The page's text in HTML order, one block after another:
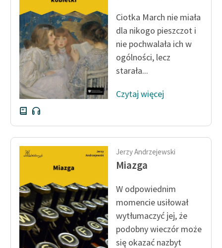
Ręce pełne poezji
Kolekcje edukacyjne
twórców przechodzących
do domeny publicznej,
lektur szkolnych oraz
Starego Testamentu
Odkurzamy bohaterów
Szkoła Poezji Wolnych
Lektur
O nas
O projekcie
Zespół
Zasady wykorzystania
Ciotka March nie miała
dla nikogo pieszczot i
nie pochwalała ich w
ogólności, lecz
starała...
Czytaj więcej
Jerzy Andrzejewski
Miazga
W odpowiednim
momencie usiłował
wytłumaczyć jej, że
podobny wieczór może
się okazać nazbyt